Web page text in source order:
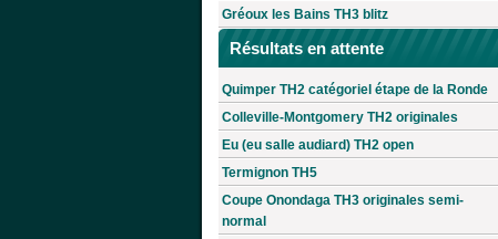
Gréoux les Bains TH3 blitz
Résultats en attente
Quimper TH2 catégoriel étape de la Ronde
Colleville-Montgomery TH2 originales
Eu (eu salle audiard) TH2 open
Termignon TH5
Coupe Onondaga TH3 originales semi-
normal